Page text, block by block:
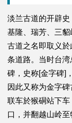
淡兰古道的开辟
基隆、瑞芳、三貂
古道之名即取义
条道路。当时台
碑，史称[金字碑]
因此又称为金字
联车於猴硐站下
口，并翻越山岭